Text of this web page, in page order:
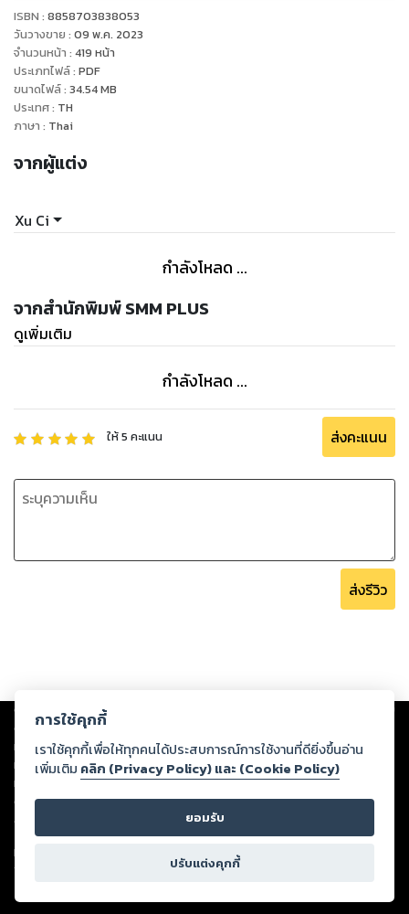
ISBN : 8858703838053
วันวางขาย : 09 พ.ค. 2023
จำนวนหน้า : 419 หน้า
ประเภทไฟล์: PDF
ขนาดไฟล์: 34.54MB
ประเทศ: TH
ภาษา : Thai
จากผู้แต่ง
Xu Ci
กำลังโหลด ...
จากสำนักพิมพ์ SMM PLUS
ดูเพิ่มเติม
กำลังโหลด ...
ให้5 คะแนน ส่งคะแนน
ส่งรีวิว
Copyright © 2026
ต่อผลงานหรือเนื้อหาใดที่อัปโหลดผ่านเว็บไซต์และปรากฏว่าละเมิดสิทธิใน
ทรัพย์สินทางปัญญาของบุคคลอื่นหรือขัดต่อกฎหมายและศีลธรรม ดังนั้น ผู้อ่าน
ทุกท่านโปรดใช้วิจารณญาณในการกลั่นกรองด้วยตนเอง และหากท่านพบว่าส่วน
หนึ่งส่วนใดขัดต่อกฎหมายและศีลธรรม กรุณาแจ้งมายังบริษัท เพื่อทีมงานจะได้
ดำเนินการในทันที ทั้งนี้ ทางสตอรี่ล็อกขอสงวนลิขสิทธิ์ตามพระราชบัญญัติ
ลิขสิทธิ์ พ.ศ. 2537 (ฉบับล่าสุด)
For support: member@ookbee.com
Version
การใช้คุกกี้
เราใช้คุกกี้เพื่อให้ทุกคนได้ประสบการณ์การใช้งานที่ดียิ่งขึ้นอ่าน
เพิ่มเติม คลิก (Privacy Policy) และ (Cookie Policy)
ยอมรับ
ปรับแต่งคุกกี้